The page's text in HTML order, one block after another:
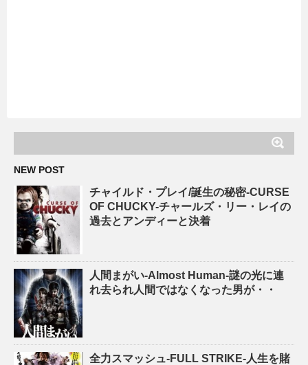
NEW POST
チャイルド・プレイ/誕生の秘密-CURSE
OF CHUCKY-チャールズ・リー・レイの
過去とアンディーと決着
人間まがい-Almost Human-謎の光に連
れ去られ人間ではなくなった男が・・
全力スマッシュ-FULL STRIKE-人生を賭